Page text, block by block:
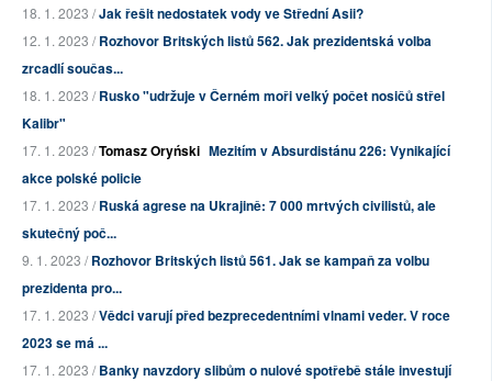
18. 1. 2023 /Jak řešit nedostatek vody ve Střední Asii?
12. 1. 2023 /Rozhovor Britských listů 562. Jak prezidentská volba
zrcadlí součas...
18. 1. 2023 /Rusko "udržuje v Černém moři velký počet nosičů střel
Kalibr"
17. 1. 2023 /Tomasz Oryński Mezitím v Absurdistánu 226: Vynikající
akce polské policie
17. 1. 2023 /Ruská agrese na Ukrajině: 7 000 mrtvých civilistů, ale
skutečný poč...
9. 1. 2023 /Rozhovor Britských listů 561. Jak se kampaň za volbu
prezidenta pro...
17. 1. 2023 /Vědci varují před bezprecedentními vlnami veder. V roce
2023 se má ...
17. 1. 2023 /Banky navzdory slibům o nulové spotřebě stále investují